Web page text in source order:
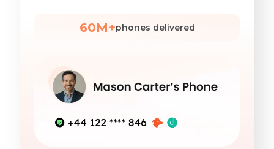
60M+phones delivered